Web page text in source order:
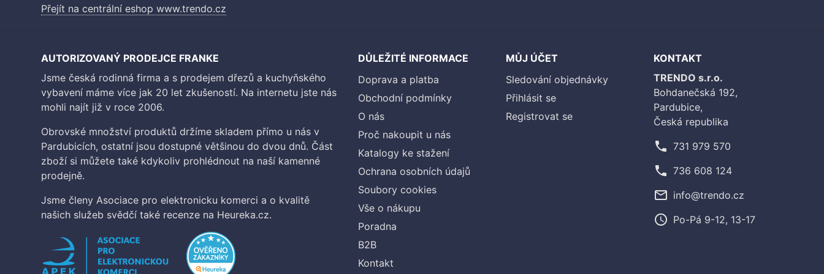
Přejít na centrální eshop www.trendo.cz
AUTORIZOVANÝ PRODEJCE FRANKE
Jsme česká rodinná firma a s prodejem dřezů a kuchyňského
vybavení máme více jak 20 let zkušeností. Na internetu jste nás
mohli najít již v roce 2006.
Obrovské množství produktů držíme skladem přímo u nás v
Pardubicích, ostatní jsou dostupné většinou do dvou dnů. Část
zboží si můžete také kdykoliv prohlédnout na naší kamenné
prodejně.
Jsme členy Asociace pro elektronicku komerci a o kvalitě
našich služeb svědčí také recenze na Heureka.cz.
DŮLEŽITÉ INFORMACE
Doprava a platba
Obchodní podmínky
O nás
Proč nakoupit u nás
Katalogy ke stažení
Ochrana osobních údajů
Soubory cookies
Vše o nákupu
Poradna
B2B
Kontakt
MŮJ ÚČET
Sledování objednávky
Přihlásit se
Registrovat se
KONTAKT
TRENDO s.r.o.
Bohdanečská 192,
Pardubice,
Česká republika
phone 731 979 570
phone 736 608 124
mail_outline info@trendo.cz
access_time Po-Pá 9-12, 13-17